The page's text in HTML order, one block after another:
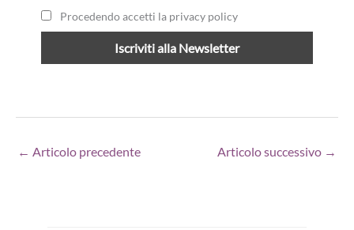
Procedendo accetti la privacy policy
← Articolo precedente Articolo successivo →